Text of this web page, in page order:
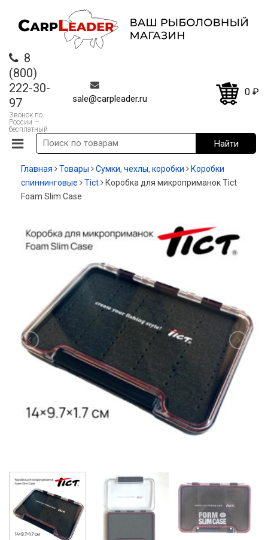
8
(800)
222-30-
97
Звонок по
России —
бесплатный
sale@carpleader.ru
0 ₽
Главная Товары Сумки, чехлы, коробки
Коробки
спиннинговые
Tict
Коробка для микроприманок Tict
Foam Slim Case